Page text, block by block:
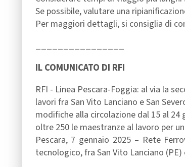
Se possibile, valutare una
Per maggiori dettagli, si consiglia di
IL COMUNICATO DI RFI
RFI - Linea Pescara-Foggia: al via la
lavori fra San Vito Lanciano e San
modifiche alla circolazione dal 15 al 24
oltre 250 le maestranze al lavoro per
Pescara, 7 gennaio 2025 – Rete
tecnologico, fra San Vito Lanciano (PE)